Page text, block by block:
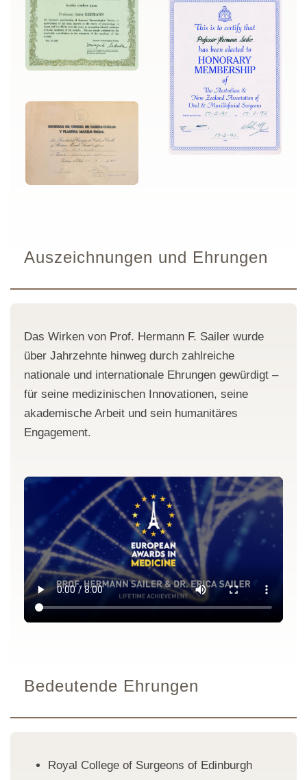
Auszeichnungen und Ehrungen
Das Wirken von Prof. Hermann F. Sailer wurde
über Jahrzehnte hinweg durch zahlreiche
nationale und internationale Ehrungen gewürdigt –
für seine medizinischen Innovationen, seine
akademische Arbeit und sein humanitäres
Engagement.
Bedeutende Ehrungen
Royal College of Surgeons of Edinburgh